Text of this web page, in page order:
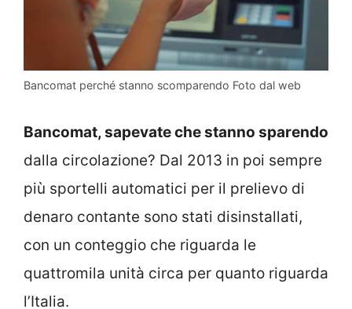
Bancomat perché stanno scomparendo Foto dal web
Bancomat, sapevate che stanno sparendo
dalla circolazione? Dal 2013 in poi sempre
più sportelli automatici per il prelievo di
denaro contante sono stati disinstallati,
con un conteggio che riguarda le
quattromila unità circa per quanto riguarda
l’Italia.